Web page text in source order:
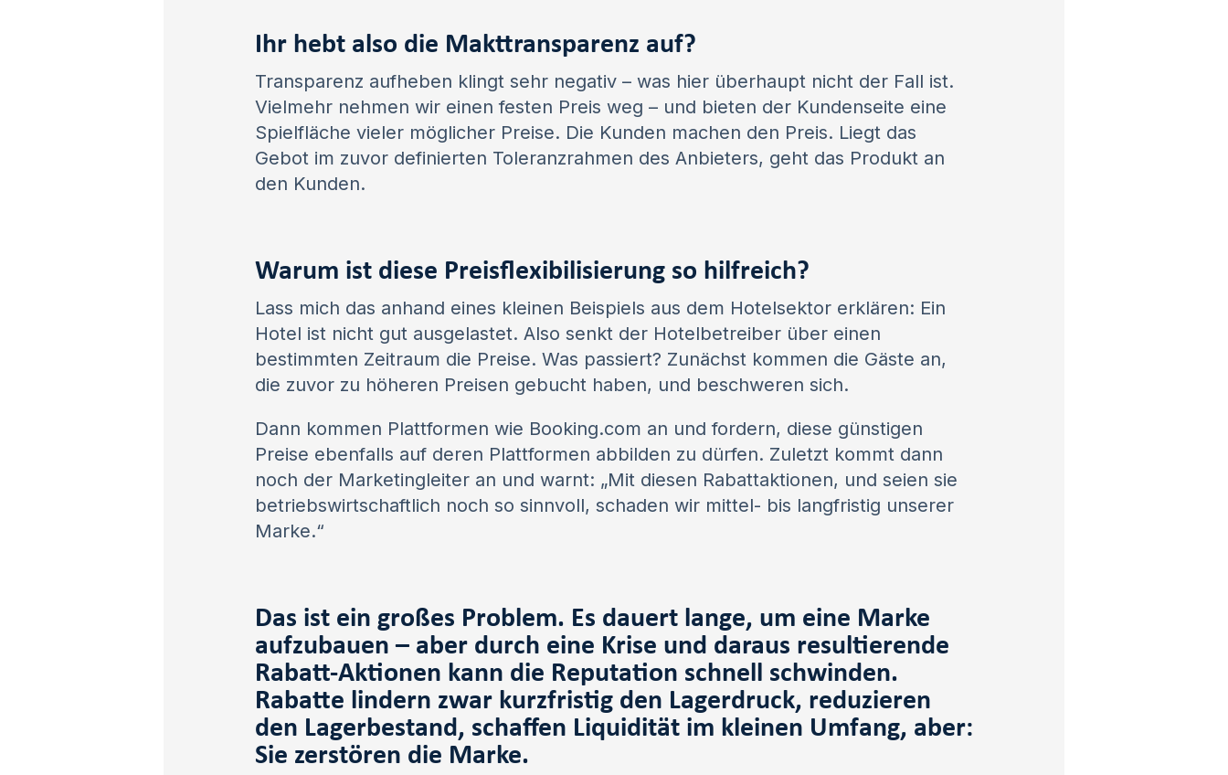
Ihr hebt also die Makttransparenz auf?
Transparenz aufheben klingt sehr negativ – was hier überhaupt nicht der Fall ist.
Vielmehr nehmen wir einen festen Preis weg – und bieten der Kundenseite eine
Spielfläche vieler möglicher Preise. Die Kunden machen den Preis. Liegt das
Gebot im zuvor definierten Toleranzrahmen des Anbieters, geht das Produkt an
den Kunden.
Warum ist diese Preisflexibilisierung so hilfreich?
Lass mich das anhand eines kleinen Beispiels aus dem Hotelsektor erklären: Ein
Hotel ist nicht gut ausgelastet. Also senkt der Hotelbetreiber über einen
bestimmten Zeitraum die Preise. Was passiert? Zunächst kommen die Gäste an,
die zuvor zu höheren Preisen gebucht haben, und beschweren sich.
Dann kommen Plattformen wie Booking.com an und fordern, diese günstigen
Preise ebenfalls auf deren Plattformen abbilden zu dürfen. Zuletzt kommt dann
noch der Marketingleiter an und warnt: „Mit diesen Rabattaktionen, und seien sie
betriebswirtschaftlich noch so sinnvoll, schaden wir mittel- bis langfristig unserer
Marke.“
Das ist ein großes Problem. Es dauert lange, um eine Marke
aufzubauen – aber durch eine Krise und daraus resultierende
Rabatt-Aktionen kann die Reputation schnell schwinden.
Rabatte lindern zwar kurzfristig den Lagerdruck, reduzieren
den Lagerbestand, schaffen Liquidität im kleinen Umfang, aber:
Sie zerstören die Marke.